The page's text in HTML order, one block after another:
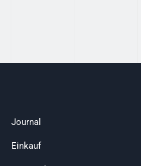
Journal
Einkauf